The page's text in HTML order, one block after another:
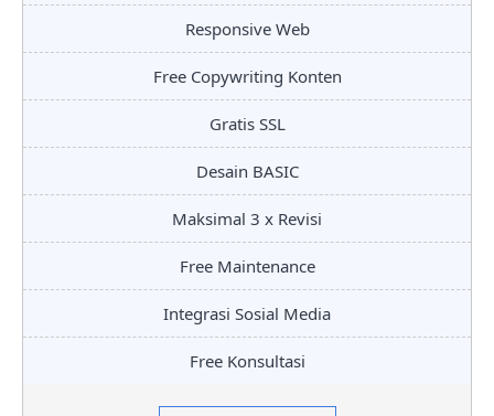
Responsive Web
Free Copywriting Konten
Gratis SSL
Desain BASIC
Maksimal 3 x Revisi
Free Maintenance
Integrasi Sosial Media
Free Konsultasi